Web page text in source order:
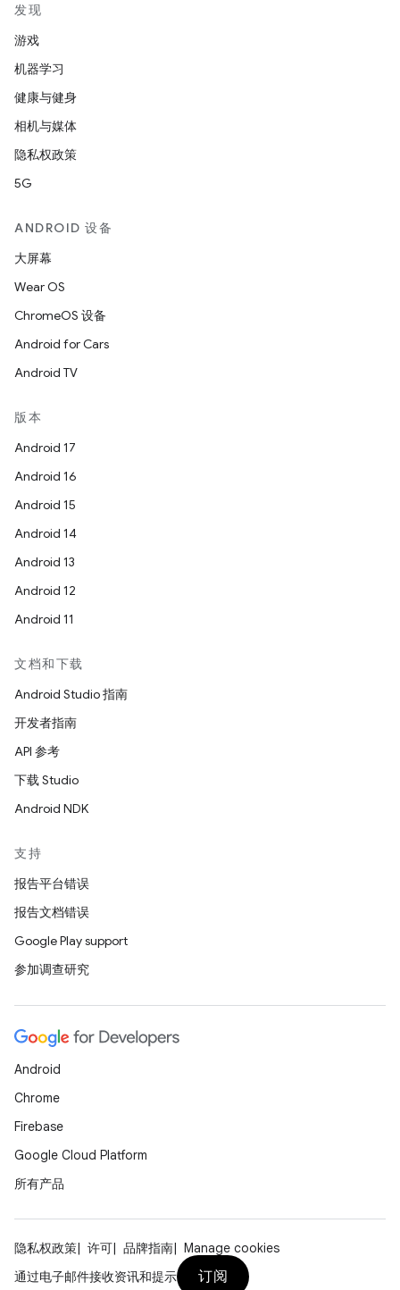
发现
游戏
机器学习
健康与健身
相机与媒体
隐私权政策
5G
ANDROID 设备
大屏幕
Wear OS
ChromeOS 设备
Android for Cars
Android TV
版本
Android 17
Android 16
Android 15
Android 14
Android 13
Android 12
Android 11
文档和下载
Android Studio 指南
开发者指南
API 参考
下载 Studio
Android NDK
支持
报告平台错误
报告文档错误
Google Play support
参加调查研究
Android
Chrome
Firebase
Google Cloud Platform
所有产品
隐私权政策 许可 品牌指南
Manage cookies
通过电子邮件接收资讯和提示
订阅